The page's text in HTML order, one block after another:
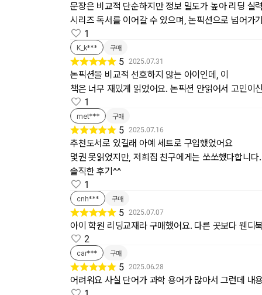
문장은 비교적 단순하지만 정보 밀도가 높아 리딩 실
시리즈 독서를 이어갈 수 있으며, 논픽션으로 넘어가
1
K_k*** 구매
5 2025.07.31
논픽션을 비교적 선호하지 않는 아이인데, 이
책은 너무 재밌게 읽었어요. 논픽션 안읽어서 고민이
1
met*** 구매
5 2025.07.16
추천도서로 있길래 아예 세트로 구입했었어요
몇권 못읽었지만, 저희집 친구에게는 쏘쏘했다합니다.
솔직한 후기^^
1
cnh*** 구매
5 2025.07.07
아이 학원 리딩교재라 구매했어요. 다른 곳보다 웬디
2
car*** 구매
5 2025.06.28
어려워요 사실 단어가 과학 용어가 많아서 그런데 내